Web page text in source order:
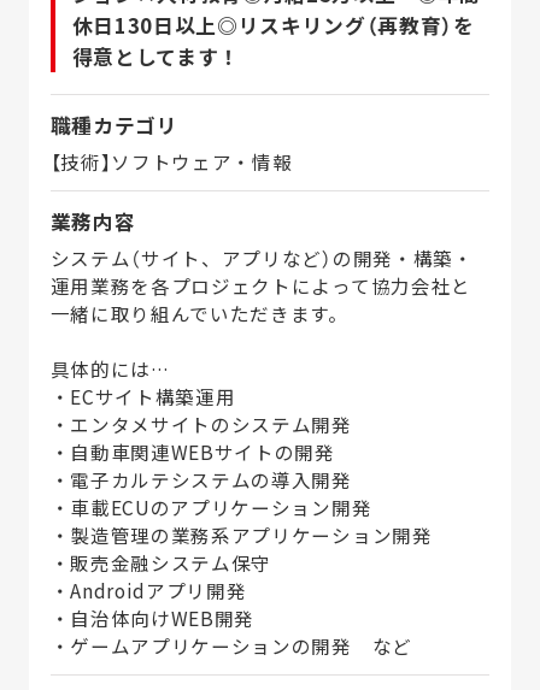
休日130日以上◎リスキリング（再教育）を
得意としてます！
職種カテゴリ
【技術】ソフトウェア・情報
業務内容
システム（サイト、アプリなど）の開発・構築・
運用業務を各プロジェクトによって協力会社と
一緒に取り組んでいただきます。
具体的には…
・ECサイト構築運用
・エンタメサイトのシステム開発
・自動車関連WEBサイトの開発
・電子カルテシステムの導入開発
・車載ECUのアプリケーション開発
・製造管理の業務系アプリケーション開発
・販売金融システム保守
・Androidアプリ開発
・自治体向けWEB開発
・ゲームアプリケーションの開発 など